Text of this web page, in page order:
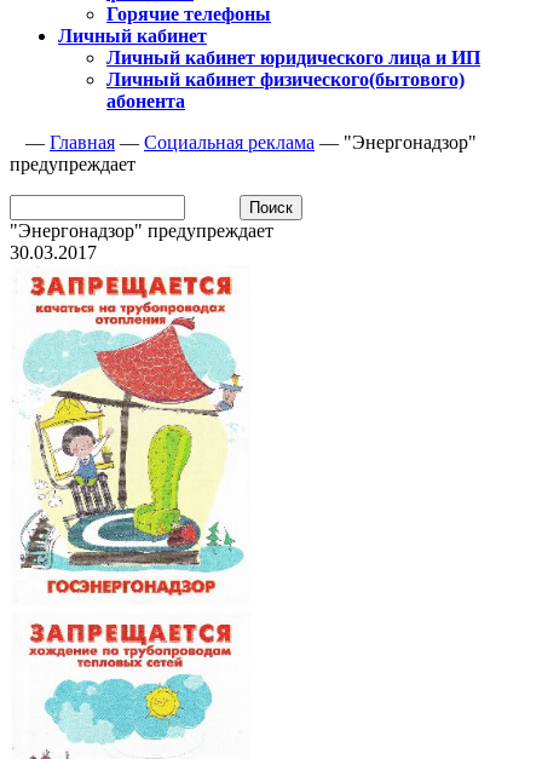
Горячие телефоны
Личный кабинет
Личный кабинет юридического лица и ИП
Личный кабинет физического(бытового)
абонента
— Главная — Социальная реклама — "Энергонадзор"
предупреждает
"Энергонадзор" предупреждает
30.03.2017